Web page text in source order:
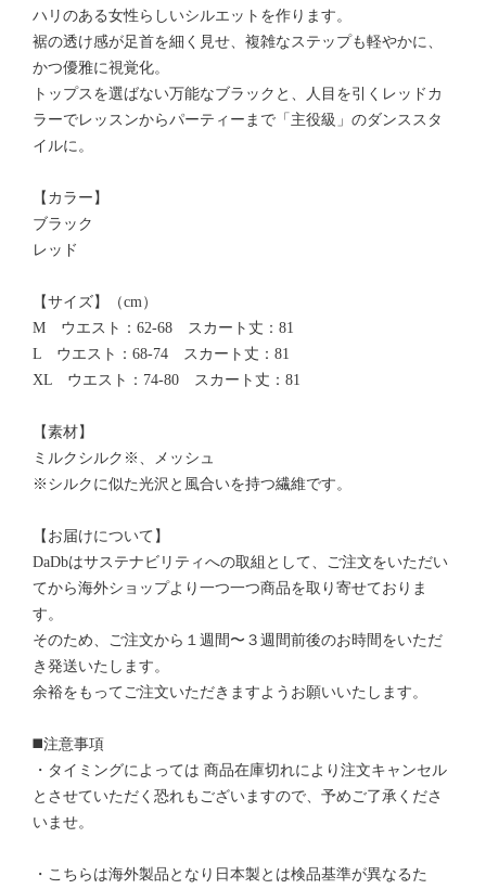
ハリのある女性らしいシルエットを作ります。
裾の透け感が足首を細く見せ、複雑なステップも軽やかに、
かつ優雅に視覚化。
トップスを選ばない万能なブラックと、人目を引くレッドカ
ラーでレッスンからパーティーまで「主役級」のダンススタ
イルに。
【カラー】
ブラック
レッド
【サイズ】（cm）
M ウエスト：62-68 スカート丈：81
L ウエスト：68-74 スカート丈：81
XL ウエスト：74-80 スカート丈：81
【素材】
ミルクシルク※、メッシュ
※シルクに似た光沢と風合いを持つ繊維です。
【お届けについて】
DaDbはサステナビリティへの取組として、ご注文をいただい
てから海外ショップより一つ一つ商品を取り寄せておりま
す。
そのため、ご注文から１週間〜３週間前後のお時間をいただ
き発送いたします。
余裕をもってご注文いただきますようお願いいたします。
◼️注意事項
・タイミングによっては 商品在庫切れにより注文キャンセル
とさせていただく恐れもございますので、予めご了承くださ
いませ。
・こちらは海外製品となり日本製とは検品基準が異なるた